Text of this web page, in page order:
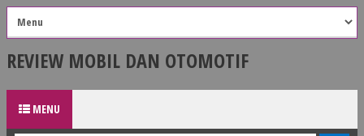
REVIEW MOBIL DAN OTOMOTIF
MENU